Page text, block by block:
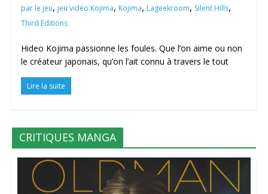
par le jeu, jeu vidéo Kojima, Kojima, Lageekroom, Silent Hills,
Third Editions
Hideo Kojima passionne les foules. Que l’on aime ou non
le créateur japonais, qu’on l’ait connu à travers le tout
Lire la suite
CRITIQUES MANGA